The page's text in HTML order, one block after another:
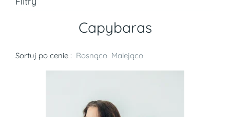
Capybaras
Sortuj po cenie : Rosnąco Malejąco